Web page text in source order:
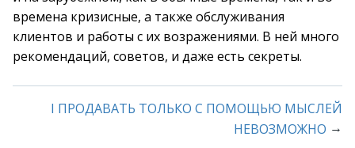
времена кризисные, а также обслуживания
клиентов и работы с их возражениями. В ней много
рекомендаций, советов, и даже есть секреты.
I ПРОДАВАТЬ ТОЛЬКО С ПОМОЩЬЮ МЫСЛЕЙ
НЕВОЗМОЖНО →